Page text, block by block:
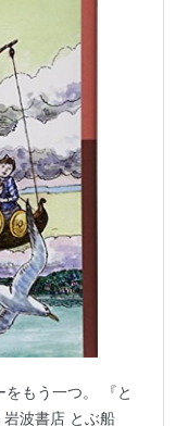
もう一つ。 『と
波書店 とぶ船